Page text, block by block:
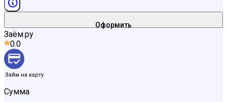
Оформить
Заём.ру
0.0
Займ на карту
Сумма